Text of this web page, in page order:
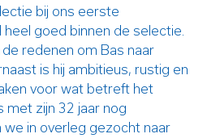
bij ons eerste
goed binnen de selectie.
redenen om Bas naar
is hij ambitieus, rustig en
voor wat betreft het
met zijn 32 jaar nog
in overleg gezocht naar